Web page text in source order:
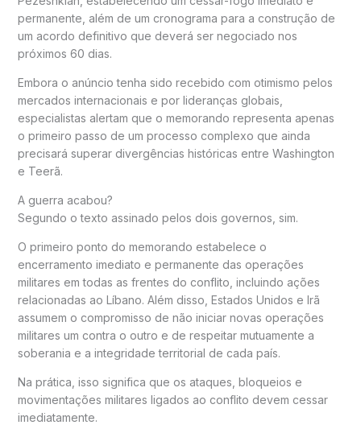
permanente, além de um cronograma para a construção de
um acordo definitivo que deverá ser negociado nos
próximos 60 dias.
Embora o anúncio tenha sido recebido com otimismo pelos
mercados internacionais e por lideranças globais,
especialistas alertam que o memorando representa apenas
o primeiro passo de um processo complexo que ainda
precisará superar divergências históricas entre Washington
e Teerã.
A guerra acabou?
Segundo o texto assinado pelos dois governos, sim.
O primeiro ponto do memorando estabelece o
encerramento imediato e permanente das operações
militares em todas as frentes do conflito, incluindo ações
relacionadas ao Líbano. Além disso, Estados Unidos e Irã
assumem o compromisso de não iniciar novas operações
militares um contra o outro e de respeitar mutuamente a
soberania e a integridade territorial de cada país.
Na prática, isso significa que os ataques, bloqueios e
movimentações militares ligados ao conflito devem cessar
imediatamente.